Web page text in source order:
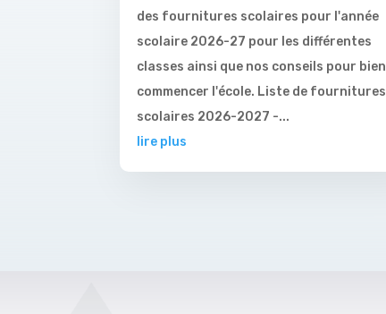
des fournitures scolaires pour l'année
scolaire 2026-27 pour les différentes
classes ainsi que nos conseils pour bien
commencer l'école. Liste de fournitures
scolaires 2026-2027 -...
lire plus